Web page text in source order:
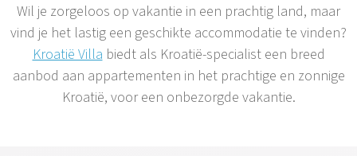
Wil je zorgeloos op vakantie in een prachtig land, maar
vind je het lastig een geschikte accommodatie te vinden?
Kroatië Villabiedt als Kroatië-specialist een breed
aanbod aan appartementen in het prachtige en zonnige
Kroatië, voor een onbezorgde vakantie.